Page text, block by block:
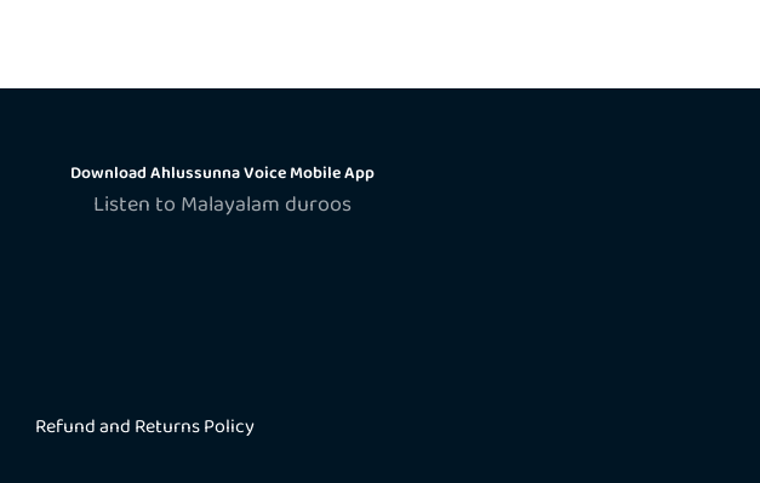
Download Ahlussunna Voice Mobile App
Listen to Malayalam duroos
Refund and Returns Policy